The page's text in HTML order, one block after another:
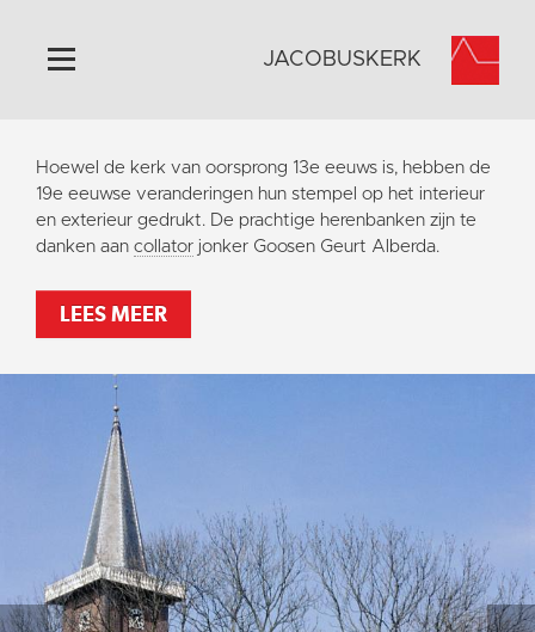
Home
Algemeen
Historie
Activiteiten
JACOBUSKERK
Hoewel de kerk van oorsprong 13e eeuws is, hebben de
19e eeuwse veranderingen hun stempel op het interieur
en exterieur gedrukt. De prachtige herenbanken zijn te
danken aan collator jonker Goosen Geurt Alberda.
LEES MEER